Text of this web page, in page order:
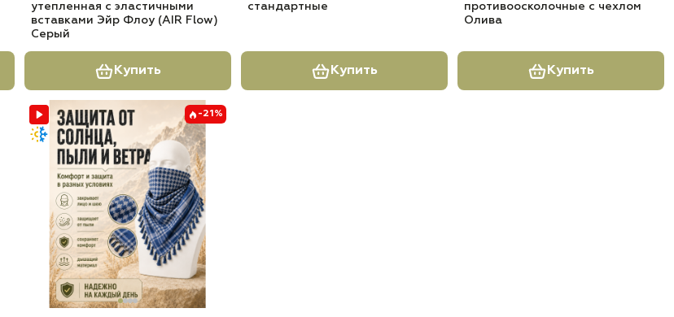
утепленная с эластичными
вставками Эйр Флоу (AIR Flow)
Серый
Купить
стандартные
Купить
противоосколочные с чехлом
Олива
Купить
-21%